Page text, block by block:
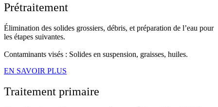
Prétraitement
Élimination des solides grossiers, débris, et préparation de l’eau pour
les étapes suivantes.
Contaminants visés : Solides en suspension, graisses, huiles.
EN SAVOIR PLUS
Traitement primaire